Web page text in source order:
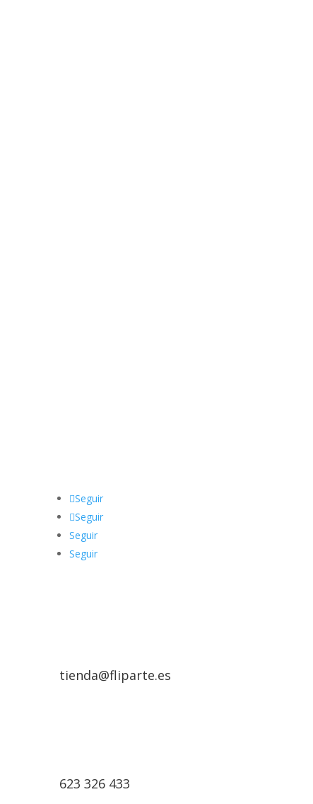
Seguir
Seguir
Seguir
Seguir
tienda@fliparte.es
623 326 433